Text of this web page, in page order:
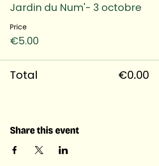
Jardin du Num'- 3 octobre
Price
€5.00
Total €0.00
Share this event